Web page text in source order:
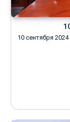
10 сентября